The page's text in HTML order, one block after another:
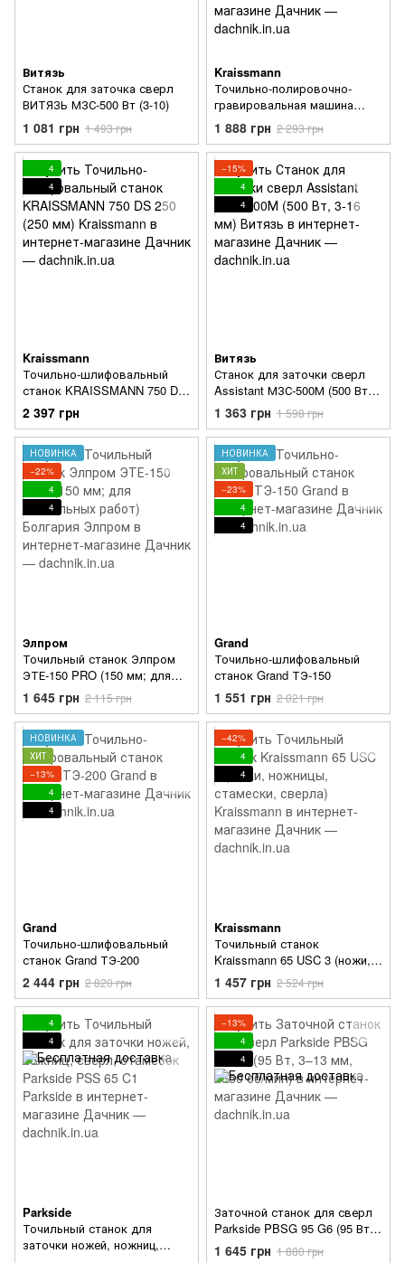
Витязь
Станок для заточка сверл
ВИТЯЗЬ МЗС-500 Вт (3-10)
1 081 грн 1 493 грн
Kraissmann
Точильно-полировочно-
гравировальная машина
KRAISSMANN 150 DS 75
(регулятор оборотов,
металлический корпус)
1 888 грн 2 293 грн
4
4
Kraissmann
Точильно-шлифовальный
станок KRAISSMANN 750 DS
250 (250 мм)
2 397 грн
−15%
4
4
Витязь
Станок для заточки сверл
Assistant МЗС-500М (500 Вт,
3-16 мм)
1 363 грн 1 598 грн
НОВИНКА
−22%
4
4
Элпром
Точильный станок Элпром
ЭТЕ-150 PRO (150 мм; для
длительных работ) Болгария
1 645 грн 2 115 грн
НОВИНКА
ХИТ
−23%
4
4
Grand
Точильно-шлифовальный
станок Grand ТЭ-150
1 551 грн 2 021 грн
НОВИНКА
ХИТ
−13%
4
4
Grand
Точильно-шлифовальный
станок Grand ТЭ-200
2 444 грн 2 820 грн
−42%
4
4
Kraissmann
Точильный станок
Kraissmann 65 USC 3 (ножи,
ножницы, стамески, сверла)
1 457 грн 2 524 грн
4
4
Parkside
Точильный станок для
заточки ножей, ножниц,
−13%
4
4
Заточной станок для сверл
Parkside PBSG 95 G6 (95 Вт,
3–13 мм, 1350 об/мин)
1 645 грн 1 880 грн